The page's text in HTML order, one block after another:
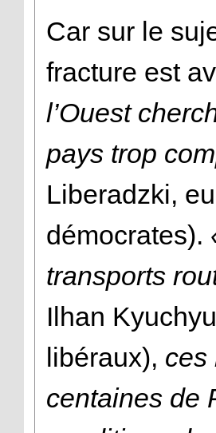
Car sur le
fracture est
l’Ouest
pays trop
Liberadzki,
démocrates).
transports
Ilhan
libéraux), ces
centaines de